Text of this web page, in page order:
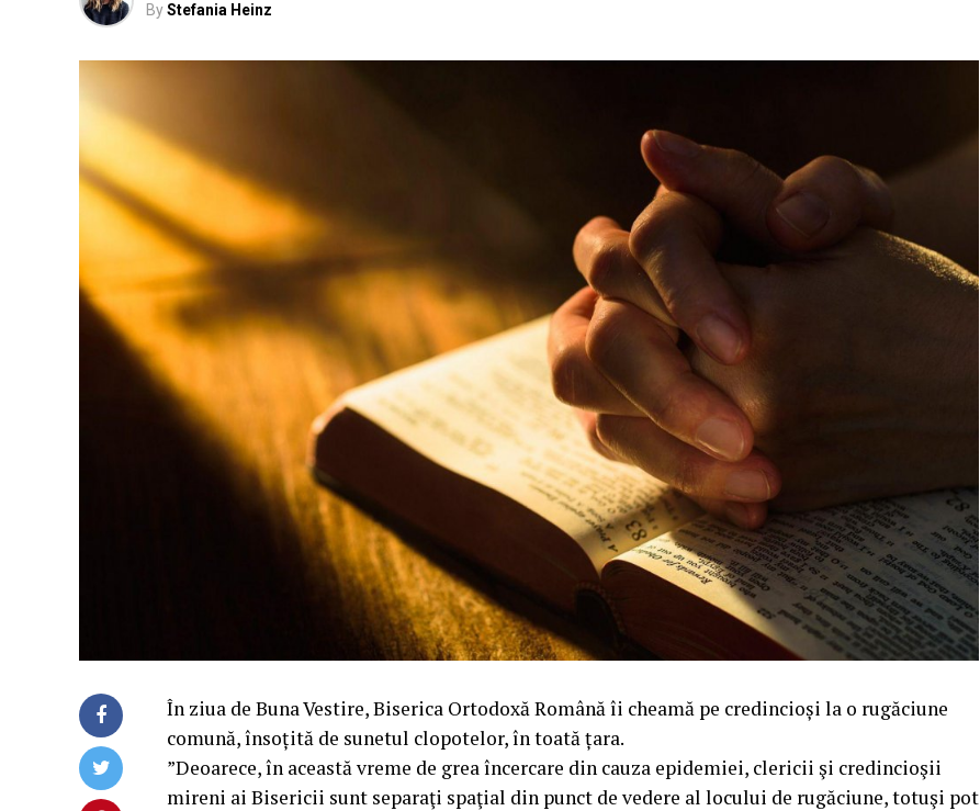
ByStefania Heinz
În ziua de Buna Vestire, Biserica Ortodoxă Română îi cheamă pe credincioși la o rugăciune
comună, însoțită de sunetul clopotelor, în toată țara.
”Deoarece, în această vreme de grea încercare din cauza epidemiei, clericii şi credincioşii
mireni ai Bisericii sunt separaţi spaţial din punct de vedere al locului de rugăciune, totuşi pot